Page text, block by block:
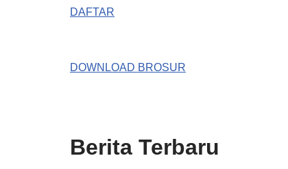
DAFTAR
DOWNLOAD BROSUR
Berita Terbaru